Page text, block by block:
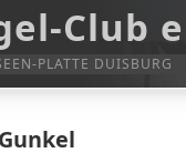
Club
PLATTE DUISBURG